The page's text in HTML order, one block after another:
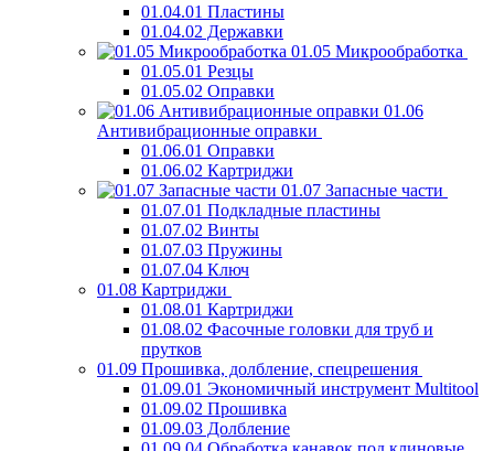
01.04.01 Пластины
01.04.02 Державки
01.05 Микрообработка
01.05.01 Резцы
01.05.02 Оправки
01.06
Антивибрационные оправки
01.06.01 Оправки
01.06.02 Картриджи
01.07 Запасные части
01.07.01 Подкладные пластины
01.07.02 Винты
01.07.03 Пружины
01.07.04 Ключ
01.08 Картриджи
01.08.01 Картриджи
01.08.02 Фасочные головки для труб и
прутков
01.09 Прошивка, долбление, спецрешения
01.09.01 Экономичный инструмент Multitool
01.09.02 Прошивка
01.09.03 Долбление